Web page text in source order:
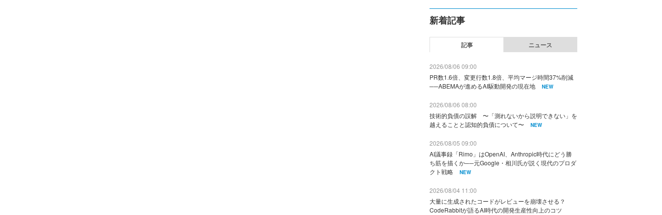
新着記事
記事 ニュース
2026/08/06 09:00
PR数1.6倍、変更行数1.8倍、平均マージ時間37%削減
──ABEMAが進めるAI駆動開発の現在地
NEW
2026/08/06 08:00
技術的負債の誤解 〜「測れないから説明できない」を
越えることと認知的負債について〜
NEW
2026/08/05 09:00
AI議事録「Rimo」はOpenAI、Anthropic時代にどう勝
ち筋を描くか──元Google・相川氏が説く現代のプロダ
クト戦略
NEW
2026/08/04 11:00
大量に生成されたコードがレビューを崩壊させる？
CodeRabbitが語るAI時代の開発生産性向上のコツ